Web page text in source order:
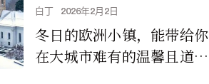
白丁 2026年2月2日
冬日的欧洲小镇，能带给你
在大城市难有的温馨且道地